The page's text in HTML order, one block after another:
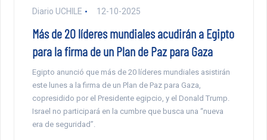
Diario UCHILE 12-10-2025
Más de 20 líderes mundiales acudirán a Egipto
para la firma de un Plan de Paz para Gaza
Egipto anunció que más de 20 líderes mundiales asistirán
este lunes a la firma de un Plan de Paz para Gaza,
copresidido por el Presidente egipcio, y el Donald Trump.
Israel no participará en la cumbre que busca una “nueva
era de seguridad”.